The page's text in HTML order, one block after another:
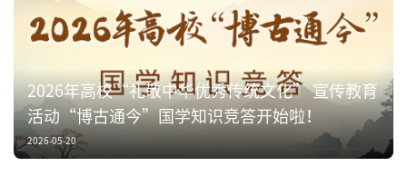
2026年高校“礼敬中华优秀传统文化” 宣传教育
活动“博古通今”国学知识竞答开始啦！
2026-05-20